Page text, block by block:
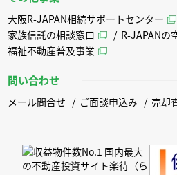
大阪R-JAPAN相続サポートセンター
家族信託の相談窓口
R-JAPANの
福祉不動産普及事業
問い合わせ
メール問合せ ご面談申込み 売却